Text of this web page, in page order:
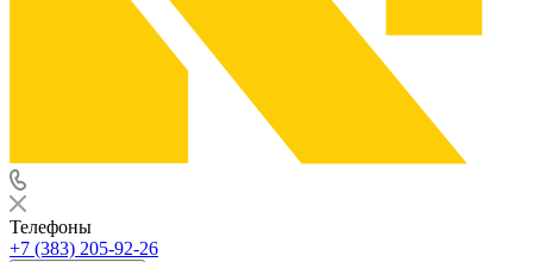
Телефоны
+7 (383) 205-92-26